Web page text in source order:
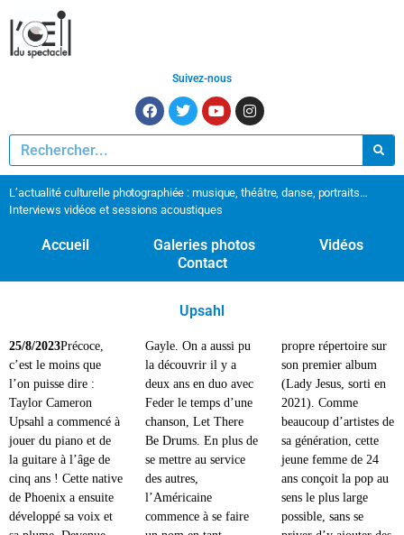
Suivez-nous
L’actualité culturelle photographiée : musique, théâtre, danse, portraits…
Interviews vidéos et sessions acoustiques
Accueil Galeries photos
Vidéos
Contact
Upsahl
25/8/2023Précoce,
c’est le moins que
l’on puisse dire :
Taylor Cameron
Upsahl a commencé à
jouer du piano et de
la guitare à l’âge de
cinq ans ! Cette native
de Phoenix a ensuite
développé sa voix et
Gayle. On a aussi pu
la découvrir il y a
deux ans en duo avec
Feder le temps d’une
chanson, Let There
Be Drums. En plus de
se mettre au service
des autres,
l’Américaine
commence à se faire
propre répertoire sur
son premier album
(Lady Jesus, sorti en
2021). Comme
beaucoup d’artistes de
sa génération, cette
jeune femme de 24
ans conçoit la pop au
sens le plus large
possible, sans se